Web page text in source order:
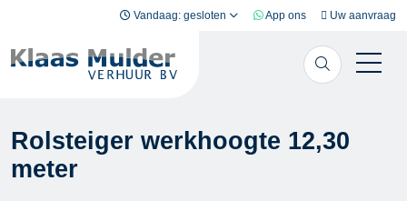
Vandaag: gesloten App ons Uw aanvraag
Rolsteiger werkhoogte 12,30
meter